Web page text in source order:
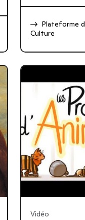
Plateforme
Culture
Vidéo